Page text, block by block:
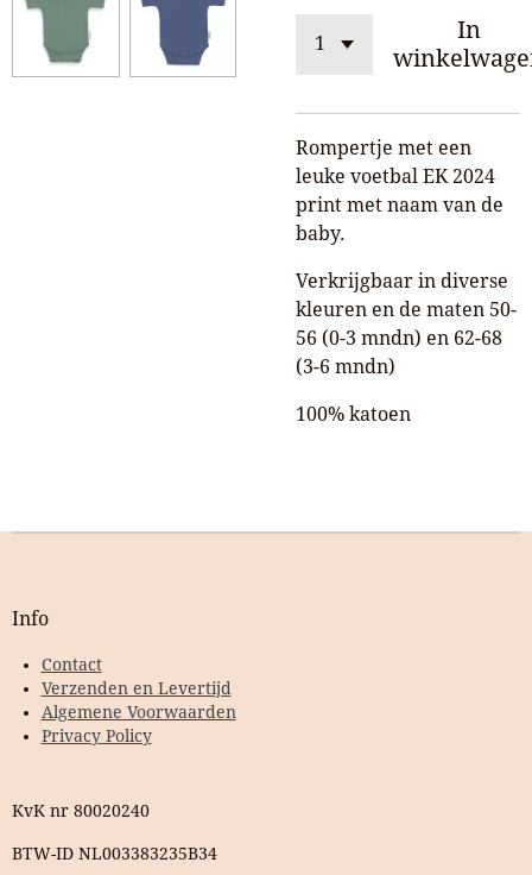
In
Rompertje met een
leuke voetbal EK 2024
print met naam van de
baby.
Verkrijgbaar in diverse
kleuren en de maten 50-
56 (0-3 mndn) en 62-68
(3-6 mndn)
100% katoen
Info
Contact
Verzenden en Levertijd
Algemene Voorwaarden
Privacy Policy
KvK nr 80020240
BTW-ID NL003383235B34